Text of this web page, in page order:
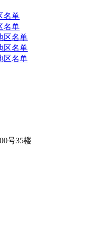
名单
名单
区名单
区名单
区名单
号35楼